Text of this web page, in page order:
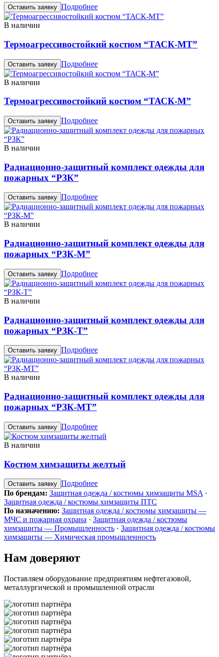
Оставить заявку Подробнее
В наличии
Термоагрессивостойкий костюм “ТАСК-МТ”
Оставить заявку Подробнее
В наличии
Термоагрессивостойкий костюм “ТАСК-М”
Оставить заявку Подробнее
В наличии
Радиационно-защитный комплект одежды для
пожарных “РЗК”
Оставить заявку Подробнее
В наличии
Радиационно-защитный комплект одежды для
пожарных “РЗК-М”
Оставить заявку Подробнее
В наличии
Радиационно-защитный комплект одежды для
пожарных “РЗК-Т”
Оставить заявку Подробнее
В наличии
Радиационно-защитный комплект одежды для
пожарных “РЗК-МТ”
Оставить заявку Подробнее
В наличии
Костюм химзащиты желтый
Оставить заявку Подробнее
По брендам: Защитная одежда / костюмы химзащиты MSA ·
Защитная одежда / костюмы химзащиты ПТС
По назначению: Защитная одежда / костюмы химзащиты —
МЧС и пожарная охрана · Защитная одежда / костюмы
химзащиты — Промышленность · Защитная одежда / костюмы
химзащиты — Химическая промышленность
Нам доверяют
Поставляем оборудование предприятиям нефтегазовой,
металлургической и промышленной отрасли